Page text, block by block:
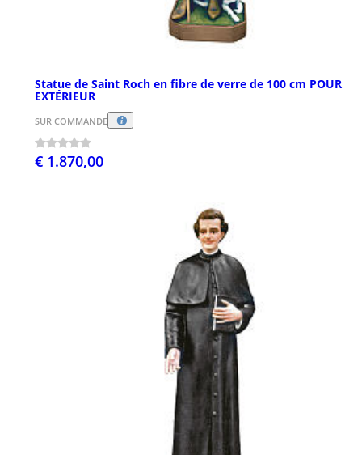
Statue de Saint Roch en fibre de verre de 100 cm POUR
EXTÉRIEUR
SUR COMMANDE
€ 1.870,00